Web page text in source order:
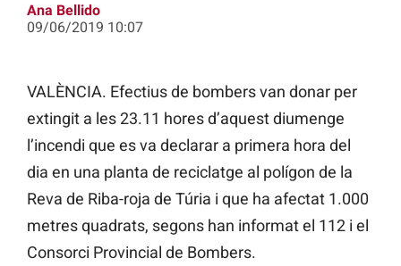
Ana Bellido
09/06/2019 10:07
VALÈNCIA. Efectius de bombers van donar per
extingit a les 23.11 hores d’aquest diumenge
l’incendi que es va declarar a primera hora del
dia en una planta de reciclatge al polígon de la
Reva de Riba-roja de Túria i que ha afectat 1.000
metres quadrats, segons han informat el 112 i el
Consorci Provincial de Bombers.